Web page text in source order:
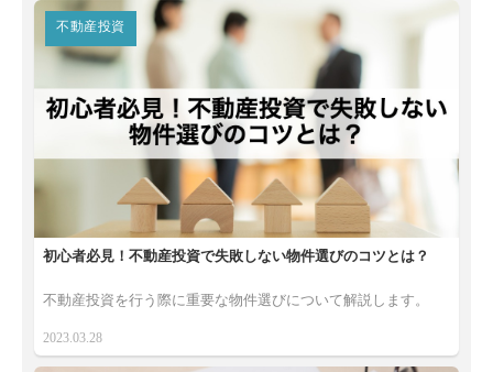
不動産投資
初心者必見！不動産投資で失敗しない物件選びのコツとは？
不動産投資を行う際に重要な物件選びについて解説します。
2023.03.28